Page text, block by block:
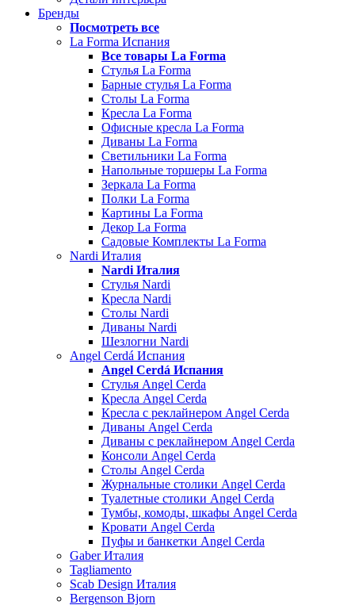
Бренды
Посмотреть все
La Forma Испания
Все товары La Forma
Стулья La Forma
Барные стулья La Forma
Столы La Forma
Кресла La Forma
Офисные кресла La Forma
Диваны La Forma
Светильники La Forma
Напольные торшеры La Forma
Зеркала La Forma
Полки La Forma
Картины La Forma
Декор La Forma
Садовые Комплекты La Forma
Nardi Италия
Nardi Италия
Стулья Nardi
Кресла Nardi
Столы Nardi
Диваны Nardi
Шезлогни Nardi
Angel Cerdá Испания
Angel Cerdá Испания
Стулья Angel Cerda
Кресла Angel Cerda
Кресла с реклайнером Angel Cerda
Диваны Angel Cerda
Диваны с реклайнером Angel Cerda
Консоли Angel Cerda
Столы Angel Cerda
Журнальные столики Angel Cerda
Туалетные столики Angel Cerda
Тумбы, комоды, шкафы Angel Cerda
Кровати Angel Cerda
Пуфы и банкетки Angel Cerda
Gaber Италия
Tagliamento
Scab Design Италия
Bergenson Bjorn